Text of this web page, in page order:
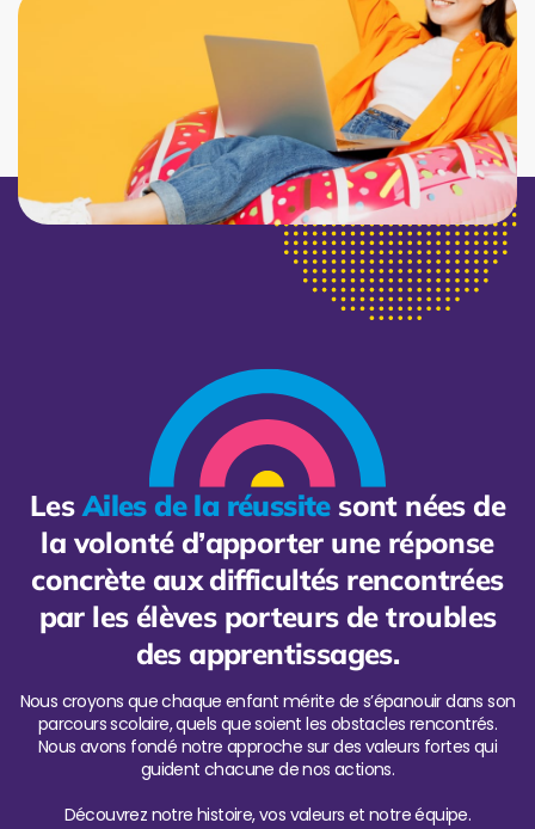
LesAiles de la réussitesont nées de
la volonté d’apporter une réponse
concrète aux difficultés rencontrées
par les élèves porteurs de troubles
des apprentissages.
Nous croyons que chaque enfant mérite de s’épanouir dans son
parcours scolaire, quels que soient les obstacles rencontrés.
Nous avons fondé notre approche sur des valeurs fortes qui
guident chacune de nos actions.
Découvrez notre histoire, vos valeurs et notre équipe.